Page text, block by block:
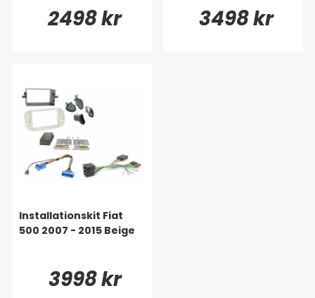
2498 kr 3498 kr
Installationskit Fiat
500 2007 - 2015 Beige
3998 kr